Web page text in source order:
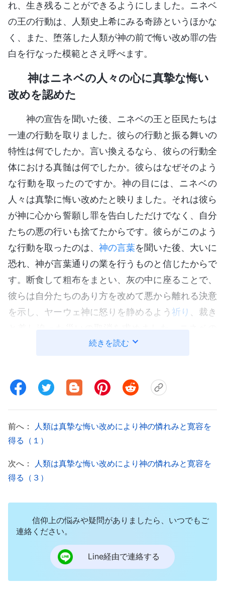
れ、生き残ることができるようにしました。ニネベ
の王の行動は、人類史上希にみる奇跡というほかな
く、また、堕落した人類が神の前で悔い改め罪の告
白を行なった模範とさえ呼べます。
神はニネベの人々の心に真摯な悔い
改めを認めた
神の宣告を聞いた後、ニネベの王と臣民たちは
一連の行動を取りました。彼らの行動と振る舞いの
特性は何でしたか。言い換えるなら、彼らの行動全
体における真髄は何でしたか。彼らはなぜそのよう
な行動を取ったのですか。神の目には、ニネベの
人々は真摯に悔い改めたと映りました。それは彼ら
が神に心から誓願し罪を告白しただけでなく、自分
たちの悪の行いも捨てたからです。彼らがこのよう
な行動を取ったのは、 神の言葉を聞いた後、大いに
恐れ、神が言葉通りの業を行うものと信じたからで
す。断食して粗布をまとい、灰の中に座ることで、
彼らは自分たちのあり方を改めて悪から離れる決意
を示し、ヤーウェ神に怒りを静めるよう 祈り
、裁き
人々のすべての行動を検討すると、彼らのこれまで
彼らはすでに理解していたことがわかります。その
ため、ニネベの人々全員が完全に悔い改め、悪の道
を離れ、その手から強暴を捨てることを望んだので
す。換言すると、ニネベの人々がひとたびヤーウェ
を覚え、悪の道を離れて、ヤーウェ神が嫌悪する行
までの罪が赦されることと、これまでの行動に基づ
いて彼らを処分しないことをヤーウェ神に誓願しま
した。ニネベの人々は二度と悪に関わらず、ヤーウ
ェ神の怒りを買わないようにすることが可能なら
ば、ヤーウェ神の指示に従って行動するのをいとい
続きを読む
前へ：
人類は真摯な悔い改めにより神の憐れみと寛容を
得る（１）
次へ：
人類は真摯な悔い改めにより神の憐れみと寛容を
得る（３）
信仰上の悩みや疑問がありましたら、いつでもご
連絡ください。
Line経由で連絡する